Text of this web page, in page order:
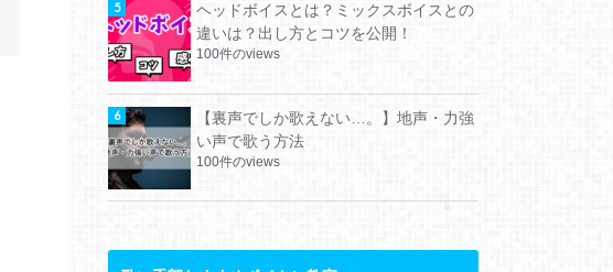
ヘッドボイスとは？ミックスボイスとの
違いは？出し方とコツを公開！
100件のviews
【裏声でしか歌えない…。】地声・力強
い声で歌う方法
100件のviews